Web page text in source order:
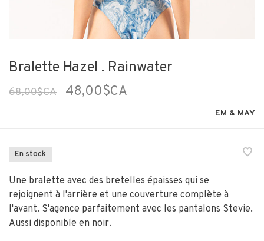
Bralette Hazel . Rainwater
68,00$CA 48,00$CA
EM & MAY
En stock
Une bralette avec des bretelles épaisses qui se
rejoignent à l'arrière et une couverture complète à
l'avant. S'agence parfaitement avec les pantalons Stevie.
Aussi disponible en noir.